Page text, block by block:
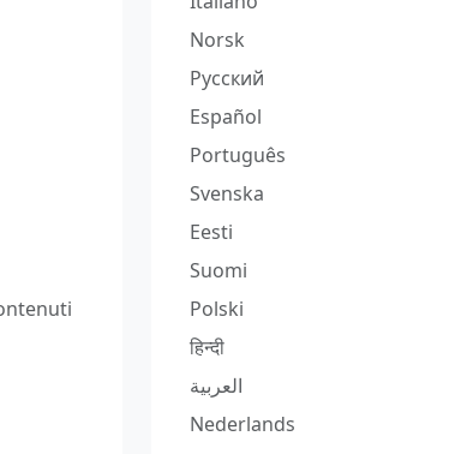
Norsk
Русский
Español
Português
Svenska
Eesti
Suomi
Polski
हिन्दी
العربية
Nederlands